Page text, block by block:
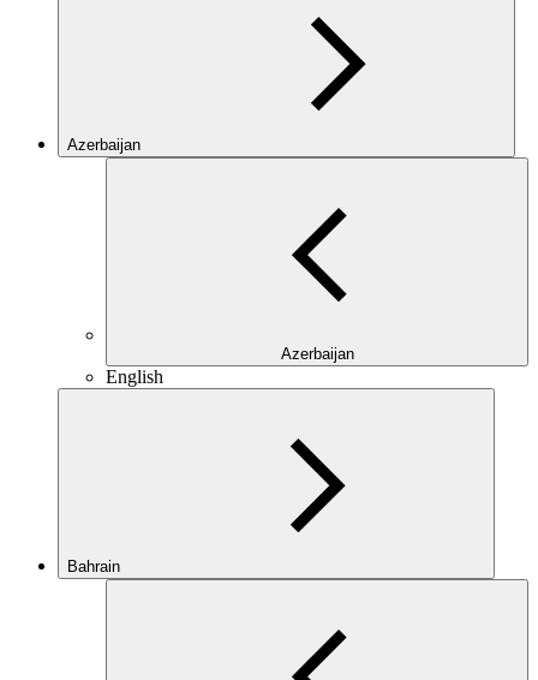
Azerbaijan
Azerbaijan
English
Bahrain